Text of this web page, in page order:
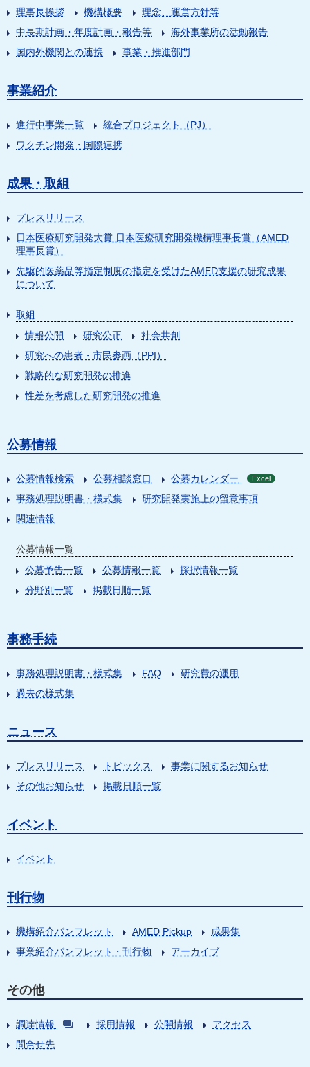
理事長挨拶 機構概要
理念、運営方針等
中長期計画・年度計画・報告等
海外事業所の活動報告
国内外機関との連携
事業・推進部門
事業紹介
進行中事業一覧
統合プロジェクト（PJ）
ワクチン開発・国際連携
成果・取組
プレスリリース
日本医療研究開発大賞 日本医療研究開発機構理事長賞（AMED
理事長賞）
先駆的医薬品等指定制度の指定を受けたAMED支援の研究成果
について
取組
情報公開
研究公正
社会共創
研究への患者・市民参画（PPI）
戦略的な研究開発の推進
性差を考慮した研究開発の推進
公募情報
公募情報検索 公募相談窓口 公募カレンダー Excel
事務処理説明書・様式集
研究開発実施上の留意事項
関連情報
公募情報一覧
公募予告一覧
公募情報一覧
採択情報一覧
分野別一覧
掲載日順一覧
事務手続
事務処理説明書・様式集 FAQ
研究費の運用
過去の様式集
ニュース
プレスリリース トピックス
事業に関するお知らせ
その他お知らせ
掲載日順一覧
イベント
イベント
刊行物
機構紹介パンフレット AMED Pickup
成果集
事業紹介パンフレット・刊行物
アーカイブ
その他
調達情報 採用情報 公開情報
アクセス
問合せ先